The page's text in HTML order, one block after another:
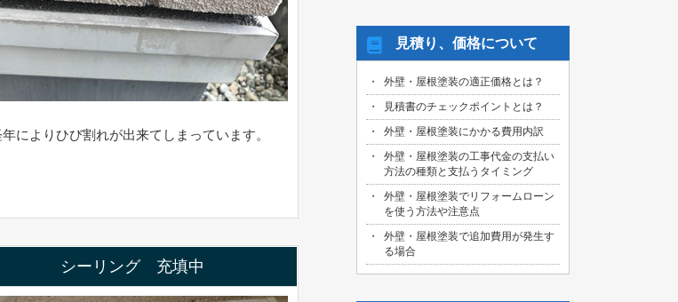
年によりひび割れが出来てしまっています。
シーリング 充填中
見積り、価格について
外壁・屋根塗装の適正価格とは？
見積書のチェックポイントとは？
外壁・屋根塗装にかかる費用内訳
外壁・屋根塗装の工事代金の支払い
方法の種類と支払うタイミング
外壁・屋根塗装でリフォームローン
を使う方法や注意点
外壁・屋根塗装で追加費用が発生す
る場合